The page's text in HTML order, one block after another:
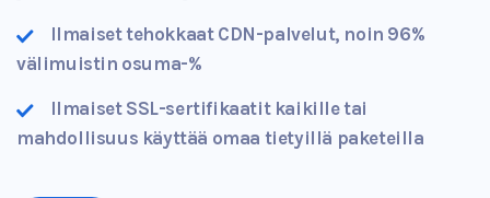
Ilmaiset tehokkaat CDN-palvelut, noin 96%
välimuistin osuma-%
Ilmaiset SSL-sertifikaatit kaikille tai
mahdollisuus käyttää omaa tietyillä paketeilla